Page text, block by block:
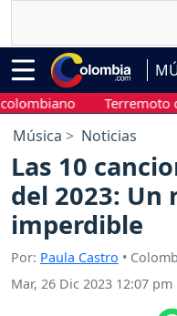
Terremoto de
Música Noticias
Las 10
del 2023: Un
imperdible
Por: Paula Castro •
Mar, 26 Dic 2023 12:07 pm